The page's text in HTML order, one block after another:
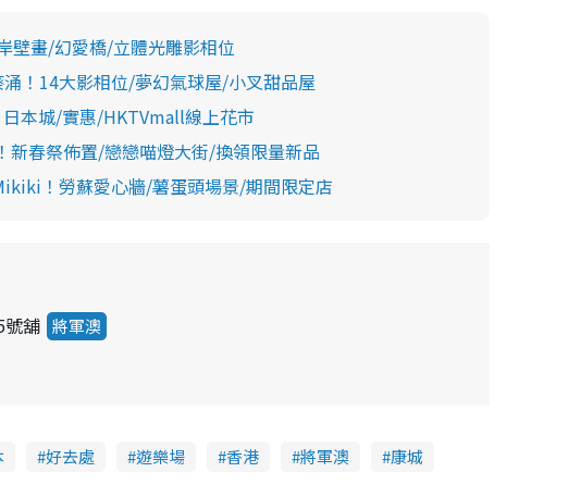
壁畫/幻愛橋/立體光雕影相位
！14大影相位/夢幻氣球屋/小叉甜品屋
日本城/實惠/HKTVmall線上花市
新春祭佈置/戀戀喵燈大街/換領限量新品
！勞蘇愛心牆/薯蛋頭場景/期間限定店
號舖 將軍澳
好去處 遊樂場 香港 將軍澳
康城